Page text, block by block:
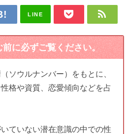
LINE
に必ずご覧ください。
ソウルナンバー）をもとに、
格や資質、恋愛傾向などを占
ていない潜在意識の中での性